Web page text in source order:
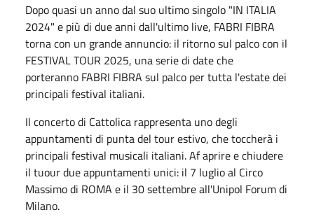
Dopo quasi un anno dal suo ultimo singolo "IN ITALIA
2024" e più di due anni dall'ultimo live, FABRI FIBRA
torna con un grande annuncio: il ritorno sul palco con il
FESTIVAL TOUR 2025, una serie di date che
porteranno FABRI FIBRA sul palco per tutta l'estate dei
principali festival italiani.
Il concerto di Cattolica rappresenta uno degli
appuntamenti di punta del tour estivo, che toccherà i
principali festival musicali italiani. Af aprire e chiudere
il tuour due appuntamenti unici: il 7 luglio al Circo
Massimo di ROMA e il 30 settembre all'Unipol Forum di
Milano.